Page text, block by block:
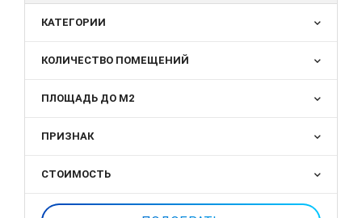
КАТЕГОРИИ
КОЛИЧЕСТВО ПОМЕЩЕНИЙ
ПЛОЩАДЬ ДО М2
ПРИЗНАК
СТОИМОСТЬ